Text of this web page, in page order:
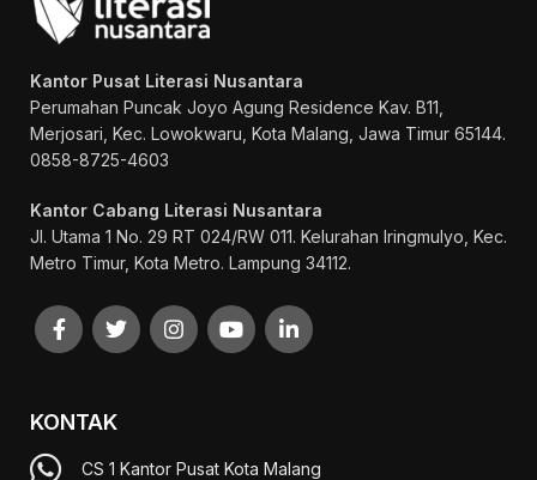
Kantor Pusat Literasi Nusantara
Perumahan Puncak Joyo Agung Residence Kav. B11,
Merjosari, Kec. Lowokwaru, Kota Malang, Jawa Timur 65144.
0858-8725-4603
Kantor Cabang Literasi Nusantara
Jl. Utama 1 No. 29 RT 024/RW 011. Kelurahan Iringmulyo, Kec.
Metro Timur, Kota Metro. Lampung 34112.
KONTAK
CS 1 Kantor Pusat Kota Malang